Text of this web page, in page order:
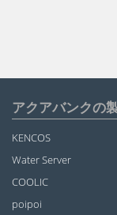
アクアバンクの
KENCOS
Water Server
COOLIC
poipoi